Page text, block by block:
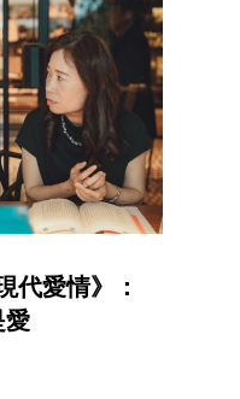
代愛情》：
愛